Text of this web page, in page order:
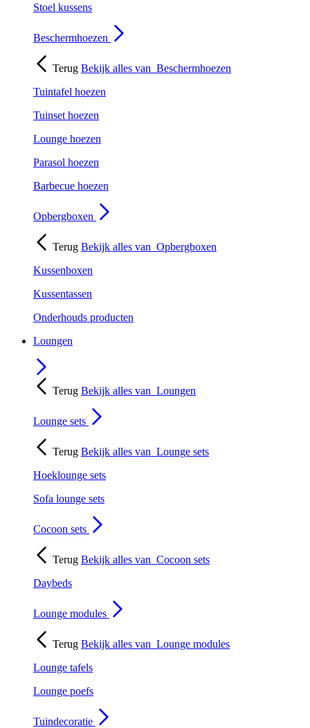
Stoel kussens
Beschermhoezen
Terug Bekijk alles van Beschermhoezen
Tuintafel hoezen
Tuinset hoezen
Lounge hoezen
Parasol hoezen
Barbecue hoezen
Opbergboxen
Terug Bekijk alles van Opbergboxen
Kussenboxen
Kussentassen
Onderhouds producten
Loungen
Terug Bekijk alles van Loungen
Lounge sets
Terug Bekijk alles van Lounge sets
Hoeklounge sets
Sofa lounge sets
Cocoon sets
Terug Bekijk alles van Cocoon sets
Daybeds
Lounge modules
Terug Bekijk alles van Lounge modules
Lounge tafels
Lounge poefs
Tuindecoratie